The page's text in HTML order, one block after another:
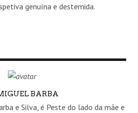
genuína e destemida.
BARBA
e Silva, é Peste do lado da mãe e